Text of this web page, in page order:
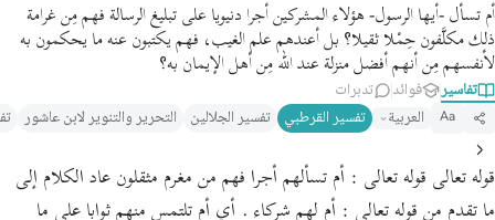
أم تسأل -أيها الرسول- هؤلاء المشركين أجرا دنيويا على تبليغ الرسالة فهم مِن غرامة
ذلك مكلَّفون حِمْلا ثقيلا؟ بل أعندهم علم الغيب، فهم يكتبون عنه ما يحكمون به
لأنفسهم مِن أنهم أفضل منزلة عند الله مِن أهل الإيمان به؟
تفاسير فوائد تدبرات
Aa العربية تفسير القرطبي‎ تفسير الجلالين التحرير والتنوير لابن عاشور
قوله تعالى قوله تعالى : أم تسألهم أجرا فهم من مغرم مثقلون عاد الكلام إلى
ما تقدم من قوله تعالى : أم لهم شركاء . أي أم تلتمس منهم ثوابا على ما